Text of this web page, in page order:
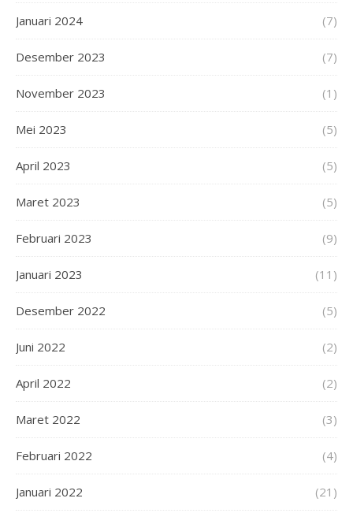
Januari 2024 (7)
Desember 2023 (7)
November 2023 (1)
Mei 2023 (5)
April 2023 (5)
Maret 2023 (5)
Februari 2023 (9)
Januari 2023 (11)
Desember 2022 (5)
Juni 2022 (2)
April 2022 (2)
Maret 2022 (3)
Februari 2022 (4)
Januari 2022 (21)